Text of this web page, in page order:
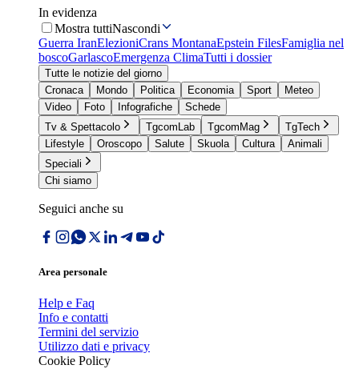
In evidenza
Mostra tuttiNascondi
Guerra IranElezioniCrans MontanaEpstein FilesFamiglia nel
boscoGarlascoEmergenza ClimaTutti i dossier
Tutte le notizie del giorno
Cronaca
Mondo Politica Economia Sport
Meteo
Video
Foto Infografiche
Schede
Tv & Spettacolo
TgcomLab TgcomMag
TgTech
Lifestyle
Oroscopo Salute Skuola Cultura
Animali
Speciali
Chi siamo
Seguici anche su
Area personale
Help e Faq
Info e contatti
Termini del servizio
Utilizzo dati e privacy
Cookie Policy